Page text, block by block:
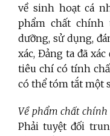
về sinh hoạt cá
phẩm chất chính
dưỡng, sử dụng,
xác, Đảng ta đã
tiêu chí có tính
có thể tóm tắt một
Về phẩm chất
Phải tuyệt đối